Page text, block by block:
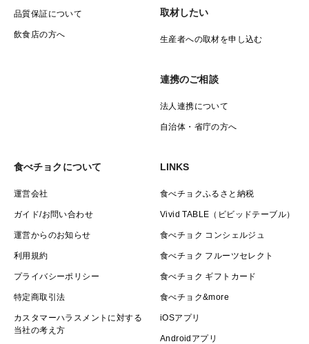
品質保証について
飲食店の方へ
取材したい
生産者への取材を申し込む
連携のご相談
法人連携について
自治体・省庁の方へ
食べチョクについて
運営会社
ガイド/お問い合わせ
運営からのお知らせ
利用規約
プライバシーポリシー
特定商取引法
カスタマーハラスメントに対する
当社の考え方
LINKS
食べチョクふるさと納税
Vivid TABLE（ビビッドテーブル）
食べチョク コンシェルジュ
食べチョク フルーツセレクト
食べチョク ギフトカード
食べチョク&more
iOSアプリ
Androidアプリ